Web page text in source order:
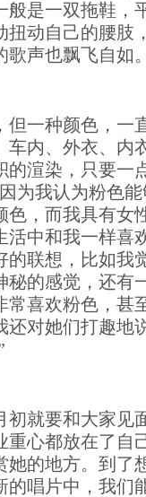
般是一双拖鞋，
扭动自己的腰肢
歌声也飘飞自如
一种颜色，一
内、外衣、内
的渲染，只要一
为我认为粉色
，而我具有女
中和我一样喜
联想，比如我
的感觉，还有
喜欢粉色，甚
对她们打趣地
就要和大家见
心都放在了自
的地方。到了
的唱片中，我们